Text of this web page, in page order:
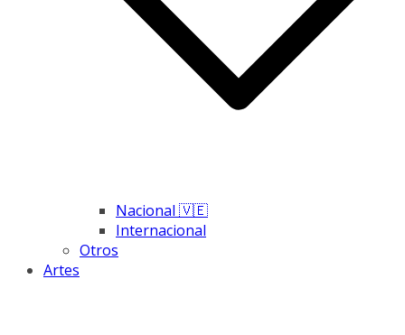
Nacional 🇻🇪
Internacional
Otros
Artes